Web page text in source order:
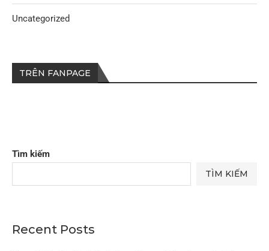
Tìm kiếm
TÌM KIẾM
Recent Posts
Uncategorized
TRÊN FANPAGE